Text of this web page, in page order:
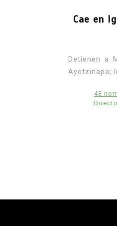
Cae en
Detienen a
Ayotzinapa;
43